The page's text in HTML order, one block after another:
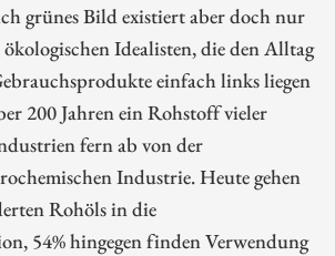
grünes Bild existiert aber doch nur
Idealisten, die den Alltag
einfach links liegen
200 Jahren ein Rohstoff vieler
fern ab von der
Industrie. Heute gehen
Rohöls in die
54% hingegen finden Verwendung